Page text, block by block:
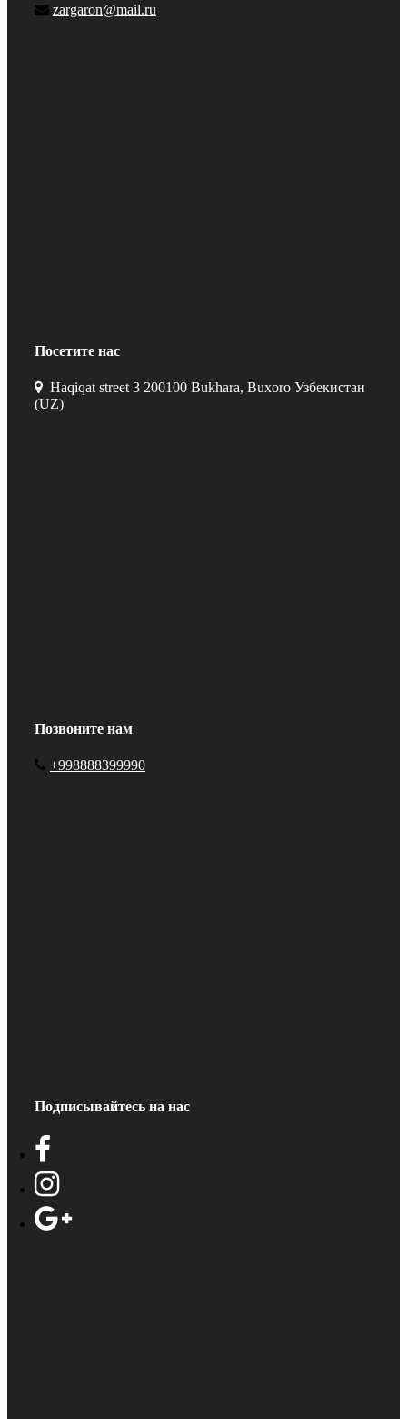
zargaron@mail.ru
Посетите нас
Haqiqat street 3 200100 Bukhara, Buxoro Узбекистан
(UZ)
Позвоните нам
+998888399990
Подписывайтесь на нас